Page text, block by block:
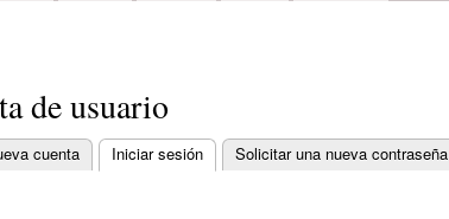
de usuario
tabs
cuenta Iniciar sesión (active tab)
Solicitar una nueva contraseña